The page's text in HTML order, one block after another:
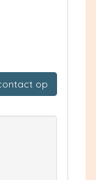
op